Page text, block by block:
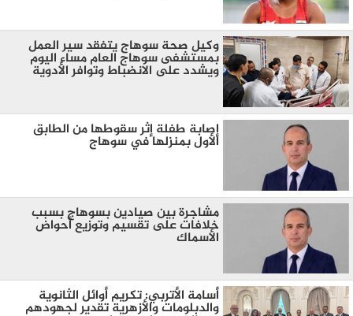
وكيل صحة سوهاج يتفقد سير العمل
بمستشفى سوهاج العام مساء اليوم
ويشدد على الانضباط وتوافر الأدوية
إصابة طفلة إثر سقوطها من الطابق
الأول بمنزلها في سوهاج
مشاجرة بين صيادين بسوهاج بسبب
خلافات على تقسيم وتوزيع أحواض
الأسماك
أسامة الأتربي: تكريم أوائل الثانوية
والدبلومات والأزهرية تقدير لجهودهم